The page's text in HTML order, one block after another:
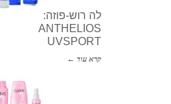
לה רוש-פוזה:
ANTHELIOS
UVSPORT
קרא עוד ←